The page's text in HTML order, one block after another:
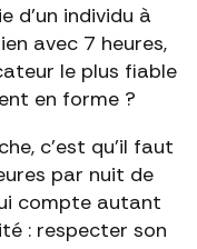
d'un individu à
avec 7 heures,
le plus fiable
en forme ?
c'est qu'il faut
par nuit de
compte autant
: respecter son